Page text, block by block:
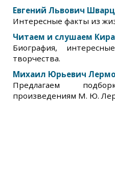
Евгений Львович Шварц
Интересные факты из
Читаем и слушаем
Биография,
творчества.
Михаил Юрьевич
Предлагаем
произведениям М. Ю.